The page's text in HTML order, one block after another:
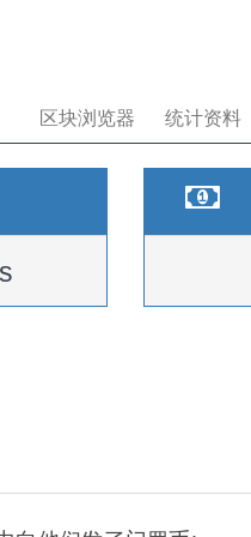
区块浏览器 统计资料